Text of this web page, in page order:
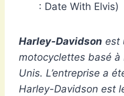
: Date With Elvis)
Harley-Davidson est
motocyclettes basé
Unis. L’entreprise a
Harley-Davidson est